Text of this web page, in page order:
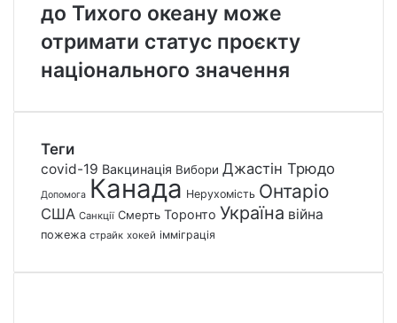
до Тихого океану може
отримати статус проєкту
національного значення
Теги
covid-19 Вакцинація Вибори Джастін Трюдо
Допомога Канада Нерухомість Онтаріо
США Санкції Смерть Торонто Україна війна
пожежа страйк хокей імміграція